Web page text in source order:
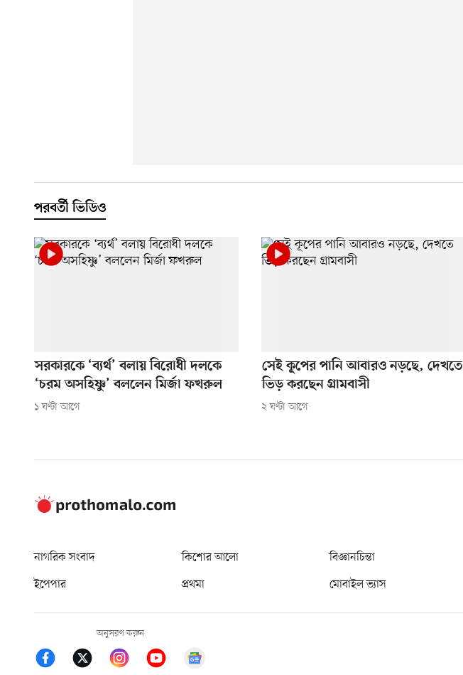
পরবর্তী ভিডিও
সরকারকে ‘ব্যর্থ’ বলায় বিরোধী দলকে
‘চরম অসহিষ্ণু’ বললেন মির্জা ফখরুল
১ ঘণ্টা আগে
সেই কূপের পানি আবারও নড়ছে, দেখতে
ভিড় করছেন গ্রামবাসী
২ ঘণ্টা আগে
নাগরিক সংবাদ কিশোর আলো বিজ্ঞানচিন্তা
ইপেপার
প্রথমা মোবাইল ভ্যাস
অনুসরণ করুন